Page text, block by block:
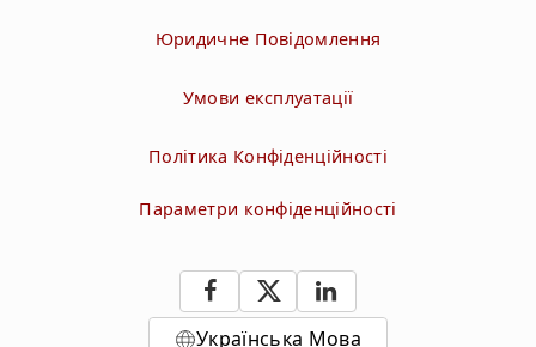
Юридичне Повідомлення
Умови експлуатації
Політика Конфіденційності
Параметри конфіденційності
Українська Мова